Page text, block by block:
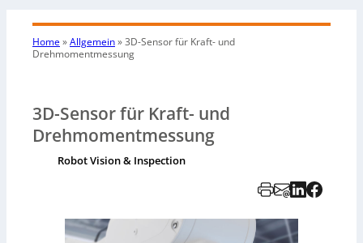
Home»Allgemein»3D-Sensor für Kraft- und
Drehmomentmessung
3D-Sensor für Kraft- und
Drehmomentmessung
Robot Vision & Inspection